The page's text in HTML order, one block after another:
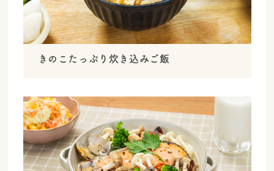
きのこたっぷり炊き込みご飯